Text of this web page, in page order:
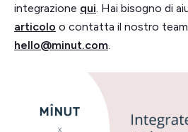
integrazione qui . Hai bisogno di
articolo o contatta il nostro team
hello@minut.com